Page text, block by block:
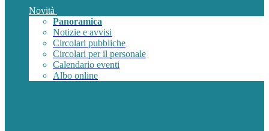
Novità
Panoramica
Notizie e avvisi
Circolari pubbliche
Circolari per il personale
Calendario eventi
Albo online